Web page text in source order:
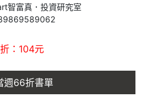
智富真．投資研究室
： 104元
週66折書單